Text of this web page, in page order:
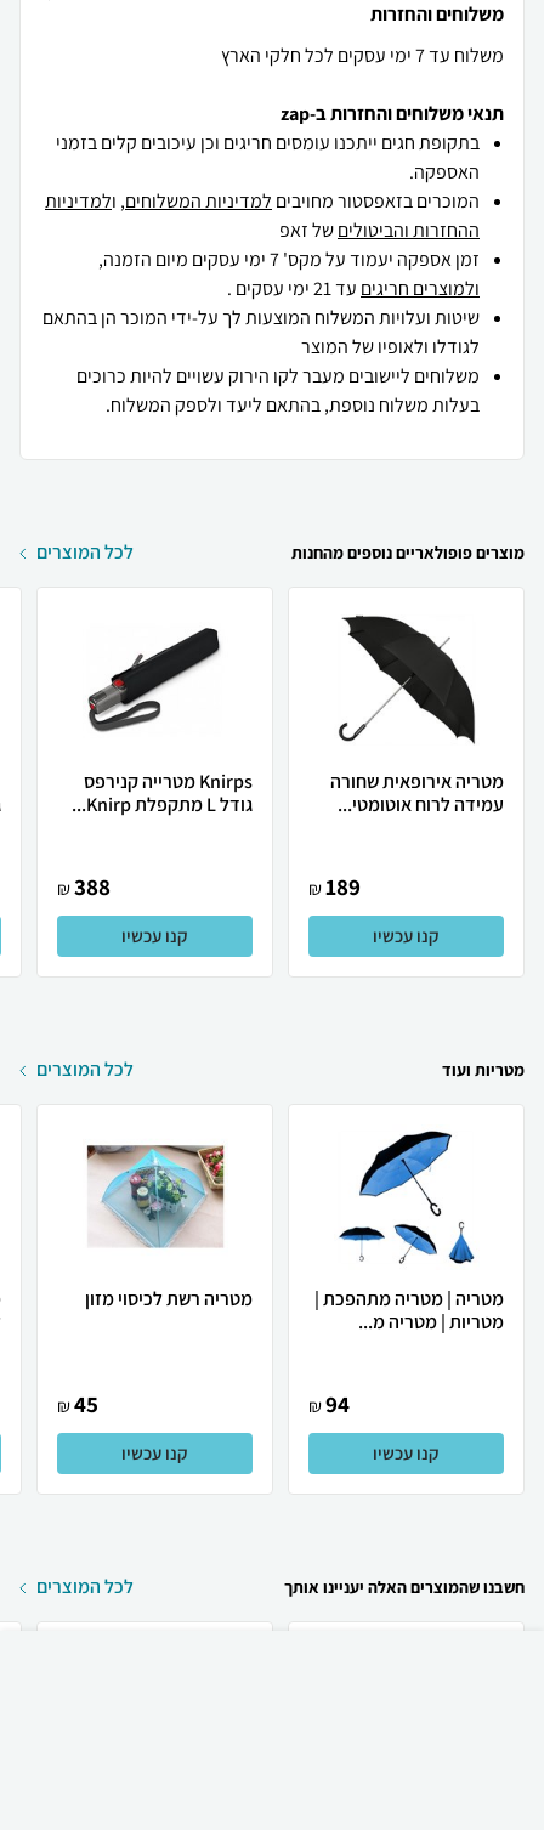
משלוחים והחזרות
משלוח עד 7 ימי עסקים לכל חלקי הארץ
תנאי משלוחים והחזרות ב-zap
בתקופת חגים ייתכנו עומסים חריגים וכן עיכובים קלים בזמני
האספקה.
המוכרים בזאפסטור מחויבים למדיניות המשלוחים, ולמדיניות
ההחזרות והביטוליםשל זאפ
זמן אספקה יעמוד על מקס' 7 ימי עסקים מיום הזמנה,
ולמוצרים חריגים עד 21 ימי עסקים .
שיטות ועלויות המשלוח המוצעות לך על-ידי המוכר הן בהתאם
לגודלו ולאופיו של המוצר
משלוחים ליישובים מעבר לקו הירוק עשויים להיות כרוכים
בעלות משלוח נוספת, בהתאם ליעד ולספק המשלוח.
מוצרים פופולאריים נוספים מהחנות לכל המוצרים
מטריה אירופאית שחורה
עמידה לרוח אוטומטי...
189
₪
קנו עכשיו
Knirps מטרייה קנירפס
גודל L מתקפלת Knirp...
388
₪
קנו עכשיו
מטריות ועוד לכל המוצרים
מטריה | מטריה מתהפכת |
מטריות | מטריה מ...
94
₪
קנו עכשיו
מטריה רשת לכיסוי מזון
45
₪
קנו עכשיו
חשבנו שהמוצרים האלה יעניינו אותך לכל המוצרים